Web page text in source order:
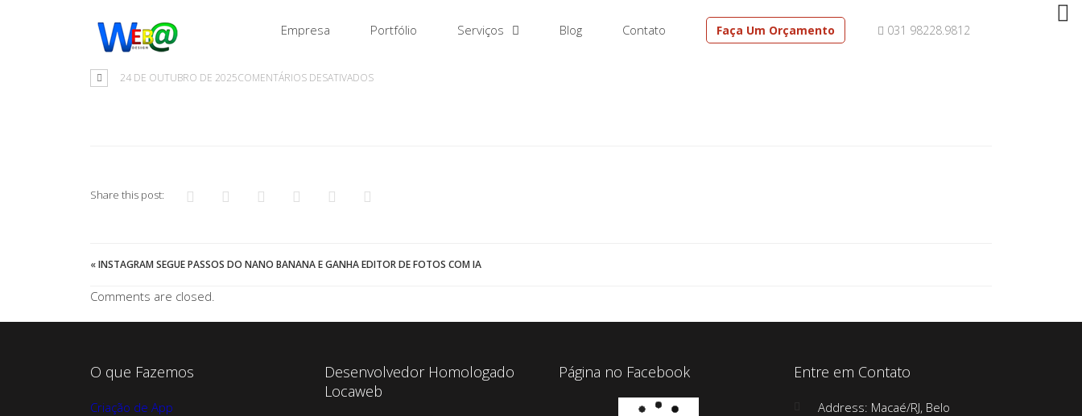
031 98228.9812
Empresa Portfólio Serviços Blog Contato Faça Um Orçamento
24 DE OUTUBRO DE 2025COMENTÁRIOS DESATIVADOSEM
Share this post:
«INSTAGRAM SEGUE PASSOS DO NANO BANANA E GANHA EDITOR DE FOTOS COM IA
Comments are closed.
O que Fazemos
Criação de App
Desenvolvedor Homologado
Locaweb
Página no Facebook Entre em Contato
Address: Macaé/RJ, Belo